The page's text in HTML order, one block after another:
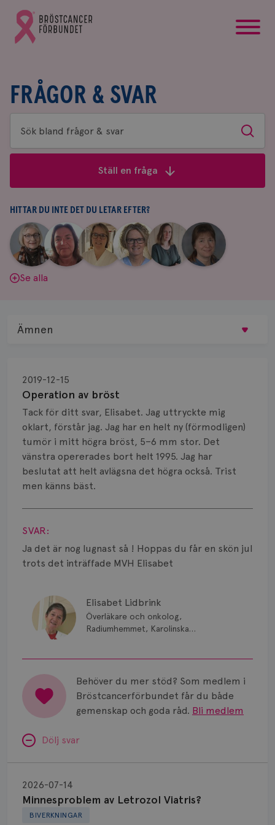
Gå
till
Bröstcancerförbundets
FRÅGOR & SVAR
Sök
bland
&
svar
Sök
Ställ en fråga
HITTAR DU INTE DET DU LETAR EFTER?
Aina
Johnsson
|
Anne
Andersson
Fredrika
Killander
|
Jeanette
Bäcklund
|
Maria
Edegran
|
Yvette
Andersson
Se alla
Operation av bröst
2019-12-15
Tack för ditt svar, Elisabet. Jag uttryckte mig
oklart, förstår jag. Jag har en helt ny (förmodligen)
tumör i mitt högra bröst, 5–6 mm stor. Det
vänstra opererades bort helt 1995. Jag har
beslutat att helt avlägsna det högra också. Trist
men känns bäst.
Visa svar
SVAR:
Ja det är nog lugnast så ! Hoppas du får en skön jul
trots det inträffade MVH Elisabet
Elisabet Lidbrink
Överläkare och onkolog,
Radiumhemmet, Karolinska
Behöver du mer stöd? Som medlem i
Bröstcancerförbundet får du både
gemenskap och goda råd. Bli medlem
Dölj svar
BIVERKNINGAR
Minnesproblem av Letrozol Viatris?
2026-07-14
Letrozol
Viatris?
Ämnen
Biopsi
Biverkningar
Bröstvårta
Knöl
Smärta
Risker
Spridd bröstcancer
Strålning
Vätska